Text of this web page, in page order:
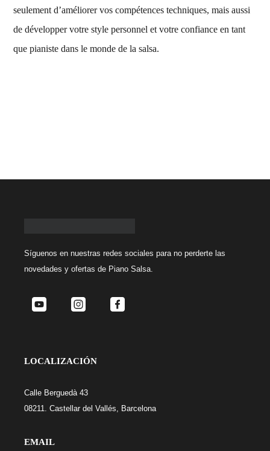
seulement d’améliorer vos compétences techniques, mais aussi
de développer votre style personnel et votre confiance en tant
que pianiste dans le monde de la salsa.
Síguenos en nuestras redes sociales para no perderte las
novedades y ofertas de Piano Salsa.
LOCALIZACIÓN
Calle Berguedà 43
08211. Castellar del Vallés, Barcelona
EMAIL